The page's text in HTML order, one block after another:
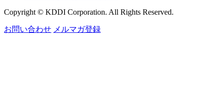
Copyright © KDDI Corporation. All Rights Reserved.
お問い合わせ メルマガ登録